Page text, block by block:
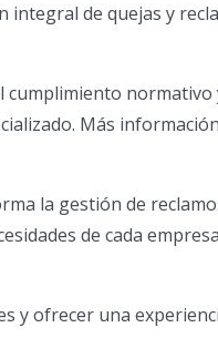
integral de quejas y
cumplimiento
Más
la gestión de
de cada
y ofrecer una